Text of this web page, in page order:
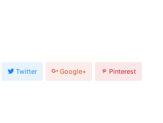
Twitter Google+ Pinterest